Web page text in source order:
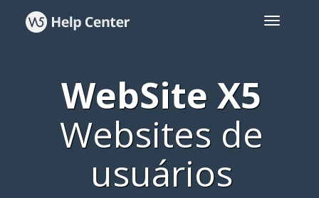
WebSite X5
Websites de
usuários